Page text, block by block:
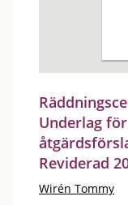
Underlag
Reviderad
Wirén Tommy